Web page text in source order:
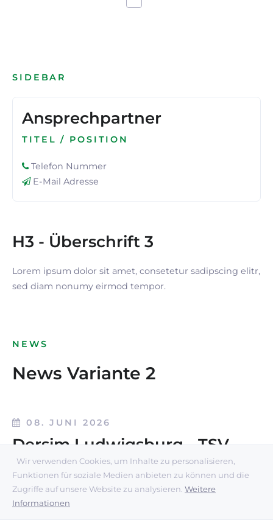
Wir verwenden Cookies, um Inhalte zu personalisieren,
Funktionen für soziale Medien anbieten zu können und die
Zugriffe auf unsere Website zu analysieren. Weitere
Informationen
SIDEBAR
Ansprechpartner
TITEL / POSITION
Telefon Nummer
E-Mail Adresse
H3 - Überschrift 3
Lorem ipsum dolor sit amet, consetetur sadipscing elitr,
sed diam nonumy eirmod tempor.
NEWS
News Variante 2
08. JUNI 2026
Dersim Ludwigsburg - TSV
1899 Benningen
AKTIVE